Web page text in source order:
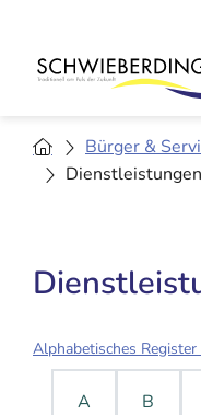
Bürger &
Dienstleistungen
Alphabetisches
A B